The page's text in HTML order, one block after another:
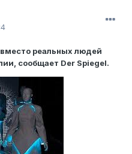
реальных людей
сообщает Der Spiegel.